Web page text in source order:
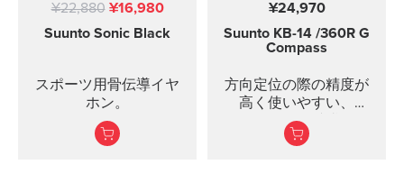
¥22,880 ¥16,980
Suunto Sonic Black
スポーツ用骨伝導イヤ
ホン。
¥24,970
Suunto KB-14 /360R G
Compass
方向定位の際の精度が
高く使いやすい、
Suunto KB-14 携帯型コ
ンパス